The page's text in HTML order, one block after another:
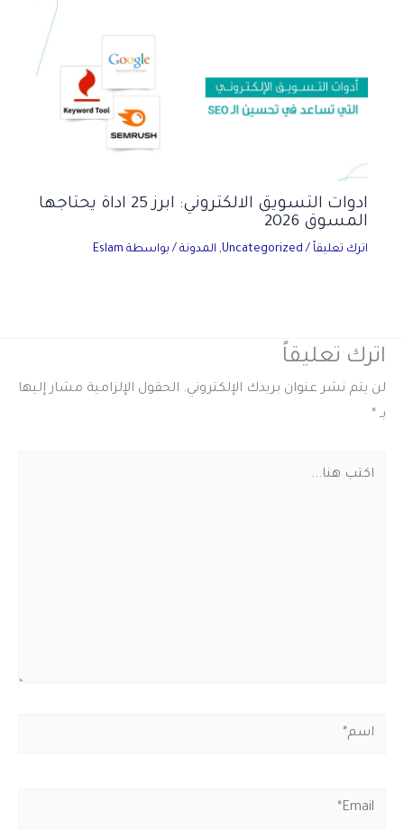
ادوات التسويق الالكتروني: ابرز 25 اداة يحتاجها
المسوق 2026
اترك تعليقاً /
Uncategorized
, المدونة / بواسطة Eslam
اترك تعليقاً
لن يتم نشر عنوان بريدك الإلكتروني. الحقول الإلزامية مشار إليها
بـ *
اسم*
Email*